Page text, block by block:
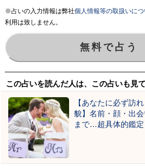
※占いの入力情報は弊社個人情報等の取扱いにつ
利用は致しません。
この占いを読んだ人は、この占いも見
【あなたに必ず訪
貌】名前・顔・出
まで…超具体的鑑定